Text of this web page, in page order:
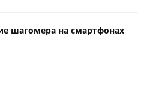
шагомера на смартфонах